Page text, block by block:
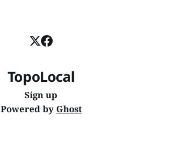
TopoLocal
Sign up
Powered by Ghost